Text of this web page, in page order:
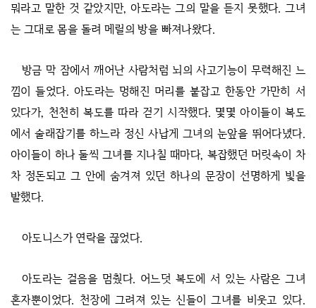
뭐라고 말한 것 같았지만, 아도라는 그의 말을 듣지 못했다. 그녀
는 그대로 몸을 돌려 메릴의 방을 빠져나왔다.
방금 막 잠에서 깨어난 사람처럼 뇌의 사고기능이 무력해진 느
낌이 들었다. 아도라는 멍해진 머리를 붙잡고 한동안 가만히 서
있다가, 천천히 복도를 따라 걷기 시작했다. 몇몇 아이들이 복도
에서 술래잡기를 하느라 정신 사납게 그녀의 눈앞을 뛰어다녔다.
아이들이 하나 둘씩 그녀를 지나칠 때마다, 복잡했던 머릿속이 차
차 정돈되고 그 안에 숨겨져 있던 하나의 문장이 선명하게 빛을
발했다.
아도니스가 연락을 끊었다.
아도라는 걸음을 멈췄다. 어느덧 복도에 서 있는 사람은 그녀
혼자뿐이었다. 천장에 그려져 있는 신들이 그녀를 비웃고 있다.